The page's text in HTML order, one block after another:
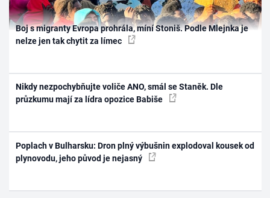
Boj s migranty Evropa prohrála, míní Stoniš. Podle Mlejnka je
nelze jen tak chytit za límec
Nikdy nezpochybňujte voliče ANO, smál se Staněk. Dle
průzkumu mají za lídra opozice Babiše
Poplach v Bulharsku: Dron plný výbušnin explodoval kousek od
plynovodu, jeho původ je nejasný